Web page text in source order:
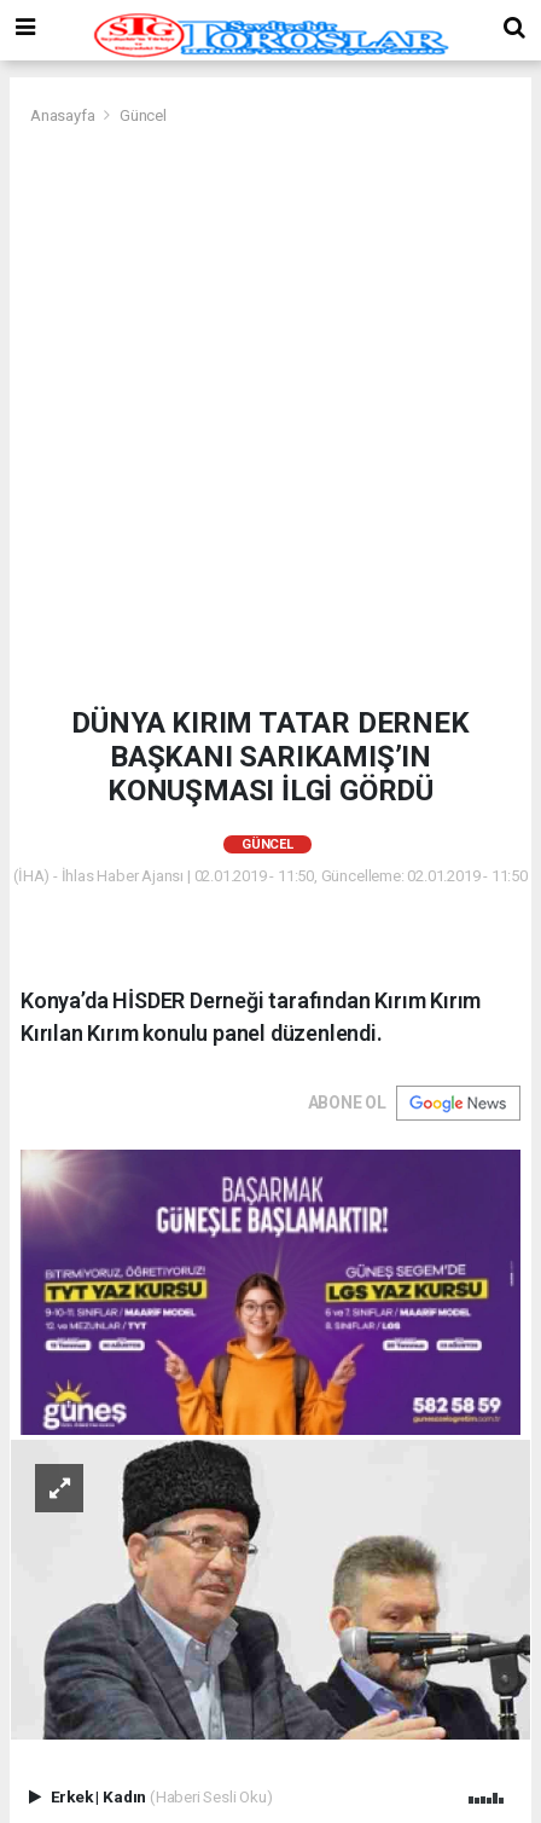
Anasayfa Güncel
DÜNYA KIRIM TATAR DERNEK
BAŞKANI SARIKAMIŞ’IN
KONUŞMASI İLGİ GÖRDÜ
GÜNCEL
(İHA) - İhlas Haber Ajansı | 02.01.2019 - 11:50, Güncelleme: 02.01.2019 - 11:50
Konya’da HİSDER Derneği tarafından Kırım Kırım
Kırılan Kırım konulu panel düzenlendi.
ABONE OL
Erkek| Kadın (Haberi Sesli Oku)